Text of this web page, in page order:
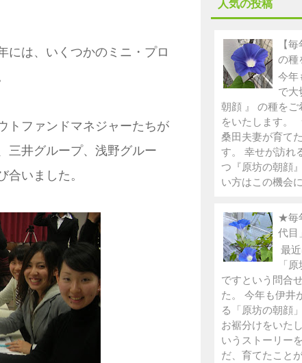
には、いくつかのミニ・プロ
トファンドマネジャーたちが
三井グループ、浅野グルー
いました。
人気の投稿
【
の種
今年
で大
朝顔 』 の種を
をいたします。
桑田夫妻が育て
す。 幸せが訪れ
つ『原坊の朝顔
い方はこの機
★毎
代目
最
「
ですという問合
た。 今年も伊井
る「原坊の朝顔
お裾分けをいた
いうストーリー
だ、育てたこと